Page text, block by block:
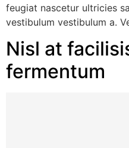
feugiat nascetur ultricies
vestibulum vestibulum a.
Nisl at
fermentum